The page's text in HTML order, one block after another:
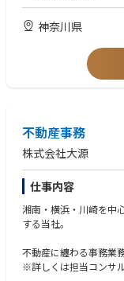
神奈川県
不動産事務
株式会社大源
仕事内容
湘南・横浜・川崎を中
する当社。
不動産に纏わる事務業
※詳しくは担当コンサ